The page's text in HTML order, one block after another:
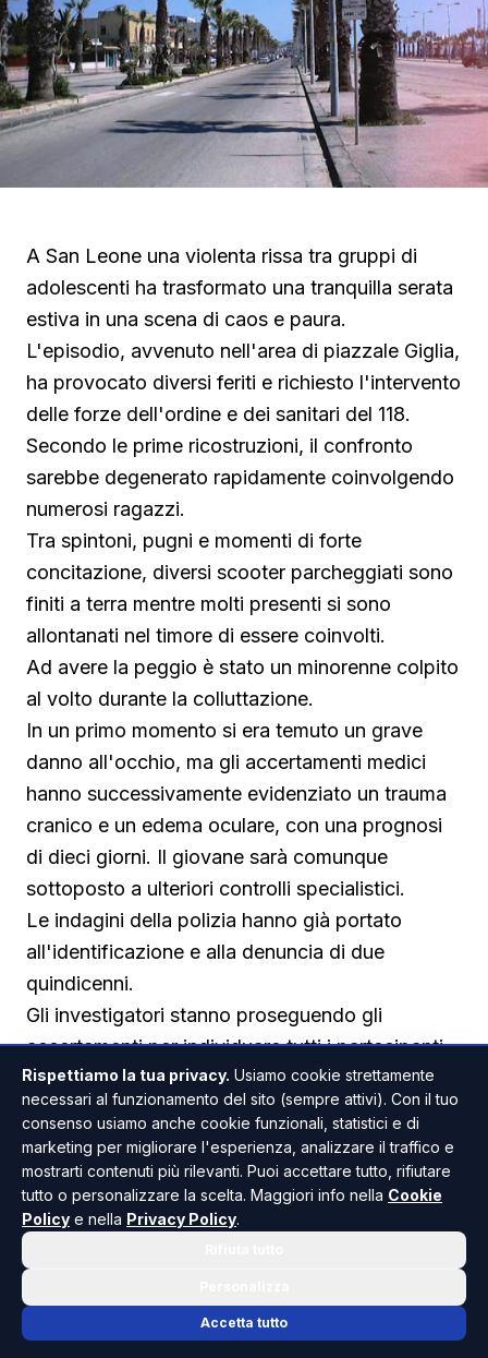
A San Leone una violenta rissa tra gruppi di
adolescenti ha trasformato una tranquilla serata
estiva in una scena di caos e paura.
L'episodio, avvenuto nell'area di piazzale Giglia,
ha provocato diversi feriti e richiesto l'intervento
delle forze dell'ordine e dei sanitari del 118.
Secondo le prime ricostruzioni, il confronto
sarebbe degenerato rapidamente coinvolgendo
numerosi ragazzi.
Tra spintoni, pugni e momenti di forte
concitazione, diversi scooter parcheggiati sono
finiti a terra mentre molti presenti si sono
allontanati nel timore di essere coinvolti.
Ad avere la peggio è stato un minorenne colpito
al volto durante la colluttazione.
In un primo momento si era temuto un grave
danno all'occhio, ma gli accertamenti medici
hanno successivamente evidenziato un trauma
cranico e un edema oculare, con una prognosi
di dieci giorni. Il giovane sarà comunque
sottoposto a ulteriori controlli specialistici.
Le indagini della polizia hanno già portato
all'identificazione e alla denuncia di due
quindicenni.
Gli investigatori stanno proseguendo gli
accertamenti per individuare tutti i partecipanti
alla rissa e chiarire con precisione la dinamica
dei fatti.
Un episodio che riaccende l'attenzione sul
fenomeno delle violenze di gruppo tra giovani,
sempre più spesso protagoniste delle cronache
siciliane.
Un tema reso ancora più drammatico da quanto
accaduto nei giorni scorsi a Marzamemi, nel
Siracusano, dove una maxi rissa scoppiata nei
Rispettiamo la tua privacy. Usiamo cookie strettamente
necessari al funzionamento del sito (sempre attivi). Con il tuo
consenso usiamo anche cookie funzionali, statistici e di
marketing per migliorare l'esperienza, analizzare il traffico e
mostrarti contenuti più rilevanti. Puoi accettare tutto, rifiutare
tutto o personalizzare la scelta. Maggiori info nella Cookie
Policy e nella Privacy Policy.
Accetta tutto